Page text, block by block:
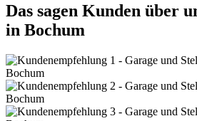
Das sagen Kunden über
in Bochum